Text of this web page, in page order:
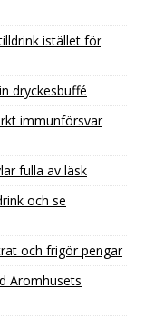
istället för
dryckesbuffé
immunförsvar
fulla av läsk
och se
och frigör pengar
Aromhusets